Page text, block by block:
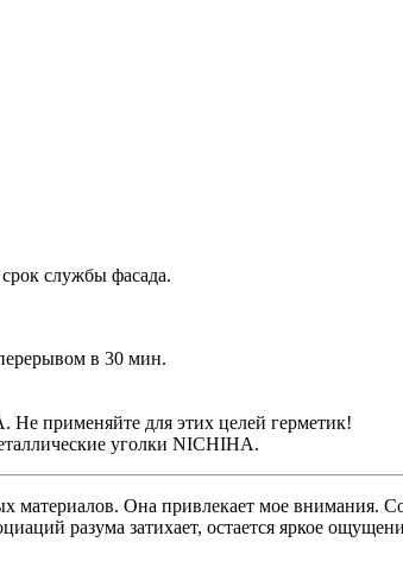
службы фасада.
в 30 мин.
применяйте для этих целей герметик!
уголки NICHIHA.
материалов. Она привлекает мое внимания.
разума затихает, остается яркое